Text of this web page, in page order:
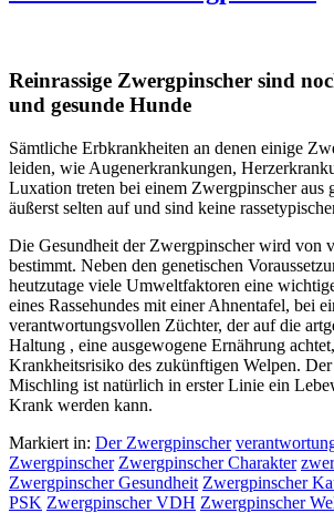
Reinrassige Zwergpinscher sind
und gesunde Hunde
Sämtliche Erbkrankheiten an denen einige
leiden, wie Augenerkrankungen,
Luxation treten bei einem Zwergpinscher aus
äußerst selten auf und sind keine
Die Gesundheit der Zwergpinscher wird von
bestimmt. Neben den genetischen
heutzutage viele Umweltfaktoren eine
eines Rassehundes mit einer Ahnentafel, bei
verantwortungsvollen Züchter, der auf die
Haltung , eine ausgewogene Ernährung
Krankheitsrisiko des zukünftigen Welpen. Der
Mischling ist natürlich in erster Linie ein
Krank werden kann.
Markiert in: Der Zwergpinscher
Zwergpinscher Zwergpinscher Charakter
Zwergpinscher Gesundheit Zwergpinscher
PSK Zwergpinscher VDH Zwergpinscher